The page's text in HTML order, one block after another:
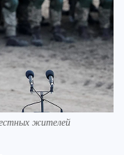
жителей